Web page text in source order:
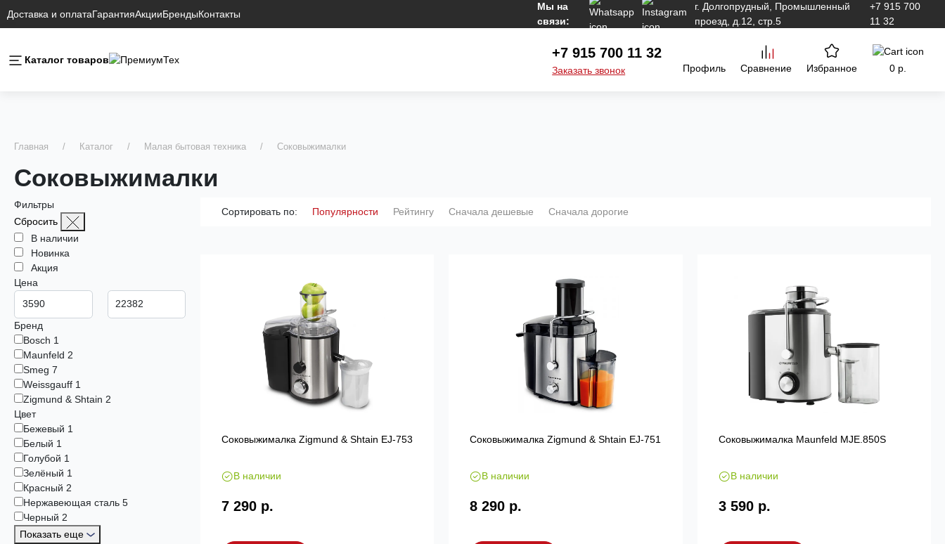
Доставка и оплатаГарантияАкцииБрендыКонтакты
Мы на
связи:
г. Долгопрудный, Промышленный
проезд, д.12, стр.5
+7 915 700
11 32
Каталог товаров +7 915 700 11 32
Заказать звонок Профиль Сравнение Избранное 0 р.
Главная Каталог Малая бытовая техника Соковыжималки
Соковыжималки
Фильтры
Сбросить
В наличии
Новинка
Акция
Цена
Бренд
Bosch 1
Maunfeld 2
Smeg 7
Weissgauff 1
Zigmund & Shtain 2
Цвет
Бежевый 1
Белый 1
Голубой 1
Зелёный 1
Красный 2
Нержавеющая сталь 5
Черный 2
Показать еще
Сортировать по: Популярности Рейтингу Сначала дешевые Сначала дорогие
Соковыжималка Zigmund & Shtain EJ-753
В наличии
7 290 р.
Соковыжималка Zigmund & Shtain EJ-751
В наличии
8 290 р.
Соковыжималка Maunfeld MJE.850S
В наличии
3 590 р.